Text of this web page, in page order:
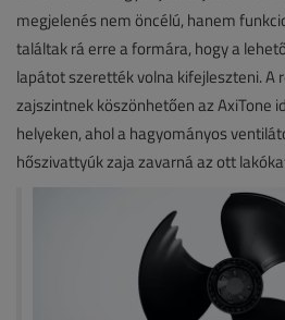
megjelenés nem öncélú, hanem
találtak rá erre a formára, hogy a
lapátot szerették volna kifejleszteni. A
zajszintnek köszönhetően az AxiTone
helyeken, ahol a hagyományos
hőszivattyúk zaja zavarná az ott